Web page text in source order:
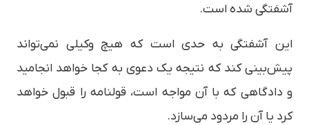
آشفتگی شده است.
این آشفتگی به حدی است که هیچ وکیلی نمی‌تواند
پیش‌بینی کند که نتیجه یک دعوی به کجا خواهد انجامید
و دادگاهی که با آن مواجه است، قولنامه را قبول خواهد
کرد یا آن را مردود می‌سازد.